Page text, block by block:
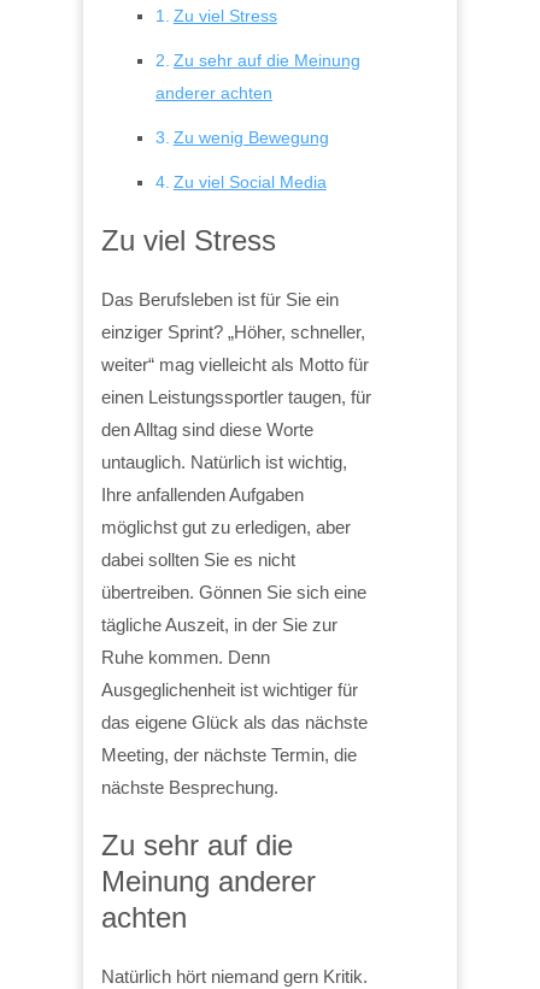
Zu viel Stress
Zu sehr auf die Meinung
anderer achten
Zu wenig Bewegung
Zu viel Social Media
Zu viel Stress
Das Berufsleben ist für Sie ein
einziger Sprint? „Höher, schneller,
weiter“ mag vielleicht als Motto für
einen Leistungssportler taugen, für
den Alltag sind diese Worte
untauglich. Natürlich ist wichtig,
Ihre anfallenden Aufgaben
möglichst gut zu erledigen, aber
dabei sollten Sie es nicht
übertreiben. Gönnen Sie sich eine
tägliche Auszeit, in der Sie zur
Ruhe kommen. Denn
Ausgeglichenheit ist wichtiger für
das eigene Glück als das nächste
Meeting, der nächste Termin, die
nächste Besprechung.
Zu sehr auf die
Meinung anderer
achten
Natürlich hört niemand gern Kritik.